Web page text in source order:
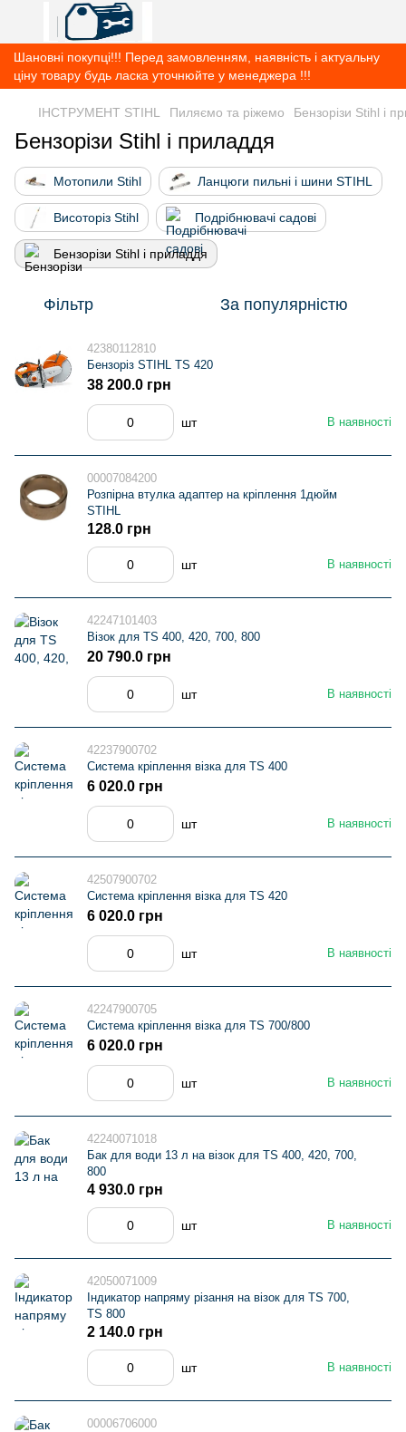
Шановні покупці!!! Перед замовленням, наявність і актуальну
ціну товару будь ласка уточнюйте у менеджера !!!
ІНСТРУМЕНТ STIHL Пиляємо та ріжемо Бензорізи Stihl і
Бензорізи Stihl і приладдя
Мотопили Stihl Ланцюги пильні і шини STIHL
Висоторіз Stihl Подрібнювачі садові
Бензорізи Stihl і приладдя
Фільтр За популярністю
42380112810
Бензоріз STIHL TS 420
В наявності
38 200.0 грн
шт
00007084200
Розпірна втулка адаптер на кріплення 1дюйм
STIHL
В наявності
128.0 грн
шт
42247101403
Візок для TS 400, 420, 700, 800
В наявності
20 790.0 грн
шт
42237900702
Система кріплення візка для TS 400
В наявності
6 020.0 грн
шт
42507900702
Система кріплення візка для TS 420
В наявності
6 020.0 грн
шт
42247900705
Система кріплення візка для TS 700/800
В наявності
6 020.0 грн
шт
42240071018
Бак для води 13 л на візок для TS 400, 420, 700,
800
В наявності
4 930.0 грн
шт
42050071009
Індикатор напряму різання на візок для TS 700,
TS 800
В наявності
2 140.0 грн
шт
00006706000